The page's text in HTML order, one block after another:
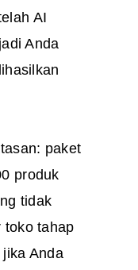
AI
Anda
paket
produk
tidak
toko tahap
Anda